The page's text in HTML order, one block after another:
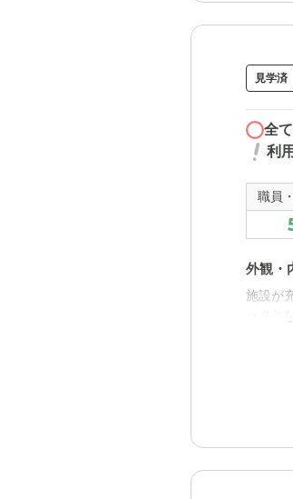
見学済
全て
利
職員
外観・
施設が
利用